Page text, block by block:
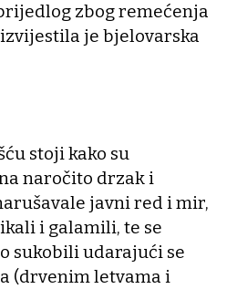
zbog remećenja
je bjelovarska
stoji kako su
naročito drzak i
javni red i mir,
i galamili, te se
sukobili udarajući se
(drvenim letvama i